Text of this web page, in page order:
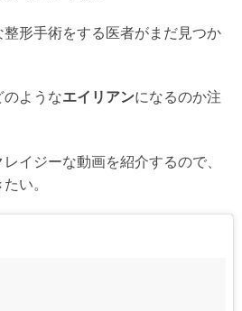
形手術をする医者がまだ見つか
のようなエイリアンになるのか注
イジーな動画を紹介するので、
い。